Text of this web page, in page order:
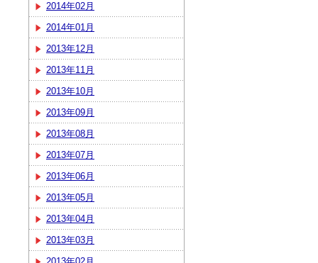
2014年02月
2014年01月
2013年12月
2013年11月
2013年10月
2013年09月
2013年08月
2013年07月
2013年06月
2013年05月
2013年04月
2013年03月